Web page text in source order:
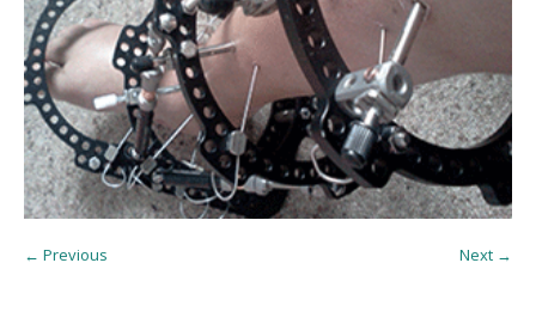
← Previous Next →